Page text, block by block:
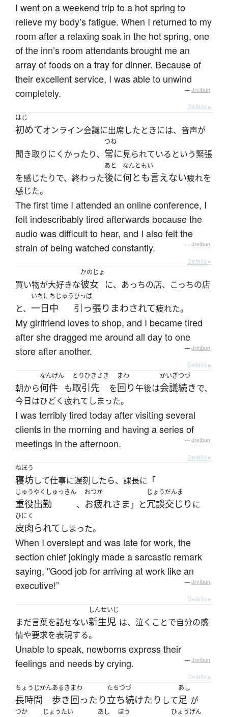
I went on a weekend trip to a hot spring to
relieve my body’s fatigue. When I returned to my
room after a relaxing soak in the hot spring, one
of the inn’s room attendants brought me an
array of foods on a tray for dinner. Because of
their excellent service, I was able to unwind
completely.
— Jreibun
Details ▸
はじ
初めてオンライン会議に出席したときには、音声が
聞き取りにくかったり、
つね
常に見られているという緊張
を感じたりで、終わった
あと
後に
なんともい
何とも言えない疲れを
感じた。
The first time I attended an online conference, I
felt indescribably tired afterwards because the
audio was difficult to hear, and I also felt the
strain of being watched constantly.
— Jreibun
Details ▸
買い物が大好きな
かのじょ
彼女 に、あっちの店、こっちの店
と、
いちにちじゅう
一日中
ひっぱ
引っ張りまわされて疲れた。
My girlfriend loves to shop, and I became tired
after she dragged me around all day to one
store after another.
— Jreibun
Details ▸
朝から
なんげん
何件 も
とりひきさき
取引先 を
まわ
回り午後は
かいぎ
会議
つづ
続きで、
今日はひどく疲れてしまった。
I was terribly tired today after visiting several
clients in the morning and having a series of
meetings in the afternoon.
— Jreibun
Details ▸
ねぼう
寝坊して仕事に遅刻したら、課長に「
じゅうやくしゅっきん
重役出勤 、
おつか
お疲れさま 」と
じょうだんま
冗談交じり に
ひにく
皮肉られて しまった。
When I overslept and was late for work, the
section chief jokingly made a sarcastic remark
saying, "Good job for arriving at work like an
executive!”
— Jreibun
Details ▸
まだ言葉を話せない
しんせいじ
新生児 は、泣くことで自分の感
情や要求を表現する。
Unable to speak, newborns express their
feelings and needs by crying.
— Jreibun
Details ▸
ちょうじかん
長時間
あるきまわ
歩き回ったり
たちつづ
立ち続けたり して
あし
足 が
つか じょうたい あし ぼう ひょうげん